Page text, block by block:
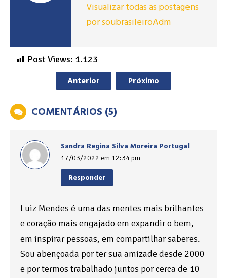
Post Views: 1.123
Visualizar todas as postagens
por soubrasileiroAdm
Anterior Próximo
COMENTÁRIOS (5)
Sandra Regina Silva Moreira Portugal
17/03/2022 em 12:34 pm
Responder
Luiz Mendes é uma das mentes mais brilhantes
e coração mais engajado em expandir o bem,
em inspirar pessoas, em compartilhar saberes.
Sou abençoada por ter sua amizade desde 2000
e por termos trabalhado juntos por cerca de 10